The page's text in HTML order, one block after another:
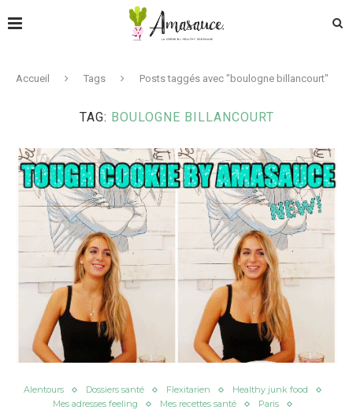
Accueil Tags Posts taggés avec "boulogne billancourt"
TAG: BOULOGNE BILLANCOURT
Alentours Dossiers santé Flexitarien
Healthy junk food
Mes adresses feeling
Mes recettes santé
Paris